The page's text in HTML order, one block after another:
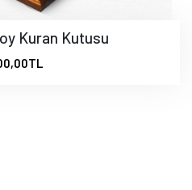
Kuran Kutusu